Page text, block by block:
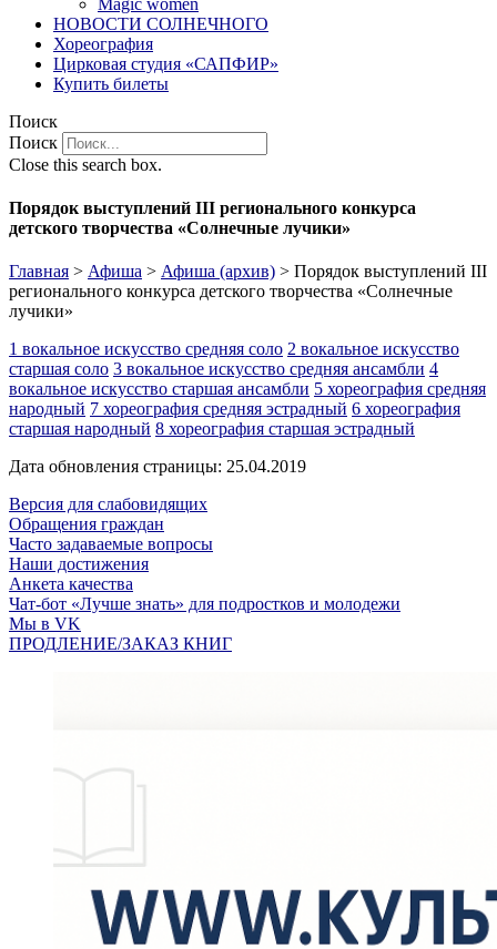
НОВОСТИ СОЛНЕЧНОГО
Хореография
Цирковая студия «САПФИР»
Купить билеты
Поиск
Поиск
Close this search box.
Порядок выступлений III регионального конкурса
детского творчества «Солнечные лучики»
Главная > Афиша > Афиша (архив) > Порядок выступлений III
регионального конкурса детского творчества «Солнечные
лучики»
1 вокальное искусство средняя соло 2 вокальное искусство
старшая соло 3 вокальное искусство средняя ансамбли 4
вокальное искусство старшая ансамбли 5 хореография средняя
народный 7 хореография средняя эстрадный 6 хореография
старшая народный 8 хореография старшая эстрадный
Дата обновления страницы: 25.04.2019
Версия для слабовидящих
Обращения граждан
Часто задаваемые вопросы
Наши достижения
Анкета качества
Чат-бот «Лучше знать» для подростков и молодежи
Мы в VK
ПРОДЛЕНИЕ/ЗАКАЗ КНИГ